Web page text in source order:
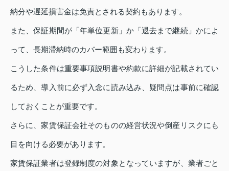
納分や遅延損害金は免責とされる契約もあります。
また、保証期間が「年単位更新」か「退去まで継続」かによ
って、長期滞納時のカバー範囲も変わります。
こうした条件は重要事項説明書や約款に詳細が記載されてい
るため、導入前に必ず入念に読み込み、疑問点は事前に確認
しておくことが重要です。
さらに、家賃保証会社そのものの経営状況や倒産リスクにも
目を向ける必要があります。
家賃保証業者は登録制度の対象となっていますが、業者ごと